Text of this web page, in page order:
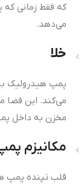
که فقط زمانی که
می‌دهد.
خلا
پمپ هیدرولیک
می‌کند. این فضا
مخزن به داخل
مکانیزم
قلب تپنده‌ پمپ